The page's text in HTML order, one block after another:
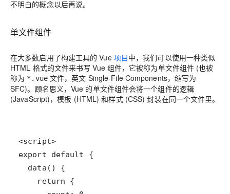
不明白的概念以后再说。
单文件组件
在大多数启用了构建工具的 Vue 项目中，我们可以使用一种类似
HTML 格式的文件来书写 Vue 组件，它被称为单文件组件 (也被
称为 *.vue文件，英文 Single-File Components，缩写为
SFC)。顾名思义，Vue 的单文件组件会将一个组件的逻辑
(JavaScript)，模板 (HTML) 和样式 (CSS) 封装在同一个文件里。
<script>